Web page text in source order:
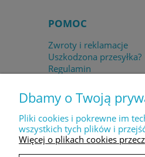
POMOC
Zwroty i reklamacje
Uszkodzona przesyłka?
Regulamin
Dbamy o Twoją
Pliki cookies i pokrewne im
wszystkich tych plików i
Więcej o plikach cookies